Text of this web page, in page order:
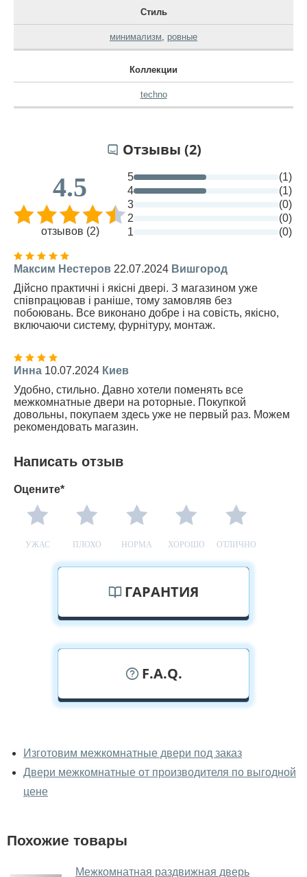
Стиль
минимализм ровные
Коллекции
techno
Отзывы (2)
4.5
отзывов (2)
5
(1)
4
(1)
3
(0)
2
(0)
1
(0)
Максим Нестеров 22.07.2024 Вишгород
Дійсно практичні і якісні двері. З магазином уже
співпрацював і раніше, тому замовляв без
побоювань. Все виконано добре і на совість, якісно,
включаючи систему, фурнітуру, монтаж.
Инна 10.07.2024 Киев
Удобно, стильно. Давно хотели поменять все
межкомнатные двери на роторные. Покупкой
довольны, покупаем здесь уже не первый раз. Можем
рекомендовать магазин.
Написать отзыв
Оцените*
УЖАС ПЛОХО НОРМА ХОРОШО ОТЛИЧНО
ГАРАНТИЯ
F.A.Q.
межкомнатные двери фаворит
вживую?
Да, можно посмотреть межкомнатные двери фаворит
Изготовим межкомнатные двери под заказ
Двери межкомнатные от производителя по выгодной
цене
Похожие товары
Межкомнатная раздвижная дверь